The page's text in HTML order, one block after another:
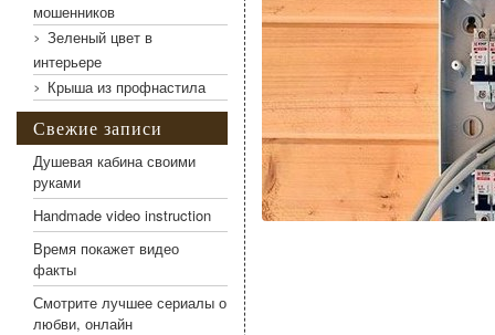
мошенников
Зеленый цвет в
интерьере
Крыша из профнастила
Свежие записи
Душевая кабина своими
руками
Handmade video instruction
Время покажет видео
факты
Смотрите лучшее сериалы о
любви, онлайн